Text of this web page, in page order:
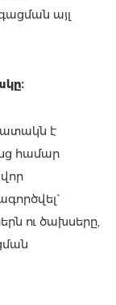
այլ
է
համար
ու ծախսերը,